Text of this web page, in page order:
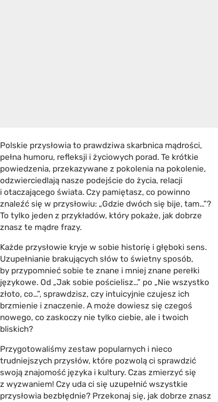
Polskie przysłowia to prawdziwa skarbnica mądrości,
pełna humoru, refleksji i życiowych porad. Te krótkie
powiedzenia, przekazywane z pokolenia na pokolenie,
odzwierciedlają nasze podejście do życia, relacji
i otaczającego świata. Czy pamiętasz, co powinno
znaleźć się w przysłowiu: „Gdzie dwóch się bije, tam…”?
To tylko jeden z przykładów, który pokaże, jak dobrze
znasz te mądre frazy.
Każde przysłowie kryje w sobie historię i głęboki sens.
Uzupełnianie brakujących słów to świetny sposób,
by przypomnieć sobie te znane i mniej znane perełki
językowe. Od „Jak sobie pościelisz…” po „Nie wszystko
złoto, co…”, sprawdzisz, czy intuicyjnie czujesz ich
brzmienie i znaczenie. A może dowiesz się czegoś
nowego, co zaskoczy nie tylko ciebie, ale i twoich
bliskich?
Przygotowaliśmy zestaw popularnych i nieco
trudniejszych przysłów, które pozwolą ci sprawdzić
swoją znajomość języka i kultury. Czas zmierzyć się
z wyzwaniem! Czy uda ci się uzupełnić wszystkie
przysłowia bezbłędnie? Przekonaj się, jak dobrze znasz